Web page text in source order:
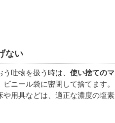
ない
う吐物を扱う時は、 使い捨ての
ビニール袋に密閉して捨てます。
や用具などは、適正な濃度の塩